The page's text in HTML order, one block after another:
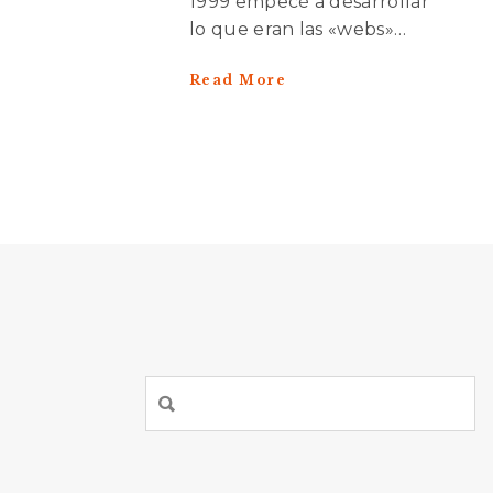
lo que eran las «webs»…
Read More